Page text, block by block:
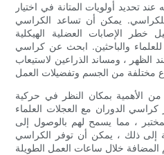
تحديد أولويات المتانة في اختيار
يمكن أن تساعد الكراسي
الإصابات العضلية الهيكلية
للعلماء والباحثين. ابحث عن كراسي
الظهر ، ومساند الذراعين لاستيعاب
من الأهمية بمكان النظر في حركية
الدوران مع العجلات العلماء
، مما يسمح لهم بالوصول إلى
إلى ذلك ، يمكن أن توفر الكراسي